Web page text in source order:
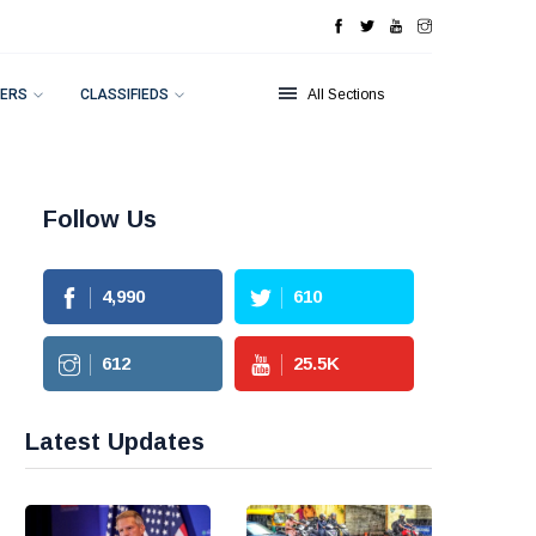
CLASSIFIEDS All Sections
Follow Us
4,990 610
612 25.5K
Latest Updates